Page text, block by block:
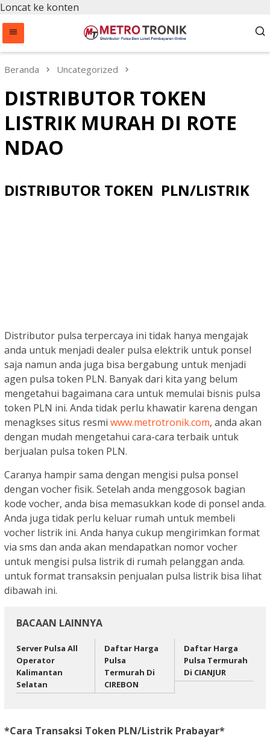
Loncat ke konten
Beranda Uncategorized
DISTRIBUTOR TOKEN
LISTRIK MURAH DI ROTE
NDAO
DISTRIBUTOR TOKEN PLN/LISTRIK
Distributor pulsa terpercaya ini tidak hanya mengajak
anda untuk menjadi dealer pulsa elektrik untuk ponsel
saja namun anda juga bisa bergabung untuk menjadi
agen pulsa token PLN. Banyak dari kita yang belum
mengetahui bagaimana cara untuk memulai bisnis pulsa
token PLN ini. Anda tidak perlu khawatir karena dengan
menagkses situs resmi www.metrotronik.com, anda akan
dengan mudah mengetahui cara-cara terbaik untuk
berjualan pulsa token PLN.
Caranya hampir sama dengan mengisi pulsa ponsel
dengan vocher fisik. Setelah anda menggosok bagian
kode vocher, anda bisa memasukkan kode di ponsel anda.
Anda juga tidak perlu keluar rumah untuk membeli
vocher listrik ini. Anda hanya cukup mengirimkan format
via sms dan anda akan mendapatkan nomor vocher
untuk mengisi pulsa listrik di rumah pelanggan anda.
untuk format transaksin penjualan pulsa listrik bisa lihat
dibawah ini.
BACAAN LAINNYA
Server Pulsa All
Operator
Kalimantan
Selatan
Daftar Harga
Pulsa
Termurah Di
CIREBON
Daftar Harga
Pulsa Termurah
Di CIANJUR
*Cara Transaksi Token PLN/Listrik Prabayar*